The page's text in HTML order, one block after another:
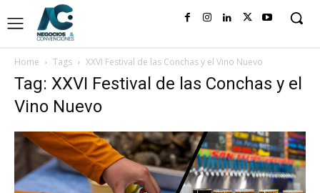
Home Tags XXVI Festival de las Conchas y el Vino Nuevo
Tag: XXVI Festival de las Conchas y el
Vino Nuevo